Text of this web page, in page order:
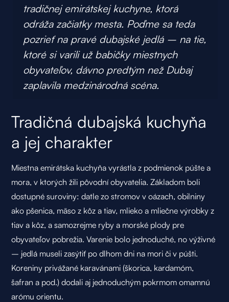
tradičnej emirátskej kuchyne, ktorá
odráža začiatky mesta. Poďme sa teda
pozrieť na pravé dubajské jedlá – na tie,
ktoré si varili už babičky miestnych
obyvateľov, dávno predtým než Dubaj
zaplavila medzinárodná scéna.
Tradičná dubajská kuchyňa
a jej charakter
Miestna emirátska kuchyňa vyrástla z podmienok púšte a
mora, v ktorých žili pôvodní obyvatelia. Základom boli
dostupné suroviny: datle zo stromov v oázach, obilniny
ako pšenica, mäso z kôz a tiav, mlieko a mliečne výrobky z
tiav a kôz, a samozrejme ryby a morské plody pre
obyvateľov pobrežia. Varenie bolo jednoduché, no výživné
– jedlá museli zasýtiť po dlhom dni na mori či v púšti.
Koreniny privážané karavánami (škorica, kardamóm,
šafran a pod.) dodali aj jednoduchým pokrmom omamnú
arómuorientu.